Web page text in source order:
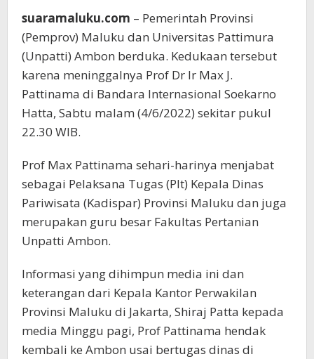
suaramaluku.com – Pemerintah Provinsi
(Pemprov) Maluku dan Universitas Pattimura
(Unpatti) Ambon berduka. Kedukaan tersebut
karena meninggalnya Prof Dr Ir Max J.
Pattinama di Bandara Internasional Soekarno
Hatta, Sabtu malam (4/6/2022) sekitar pukul
22.30 WIB.
Prof Max Pattinama sehari-harinya menjabat
sebagai Pelaksana Tugas (Plt) Kepala Dinas
Pariwisata (Kadispar) Provinsi Maluku dan juga
merupakan guru besar Fakultas Pertanian
Unpatti Ambon.
Informasi yang dihimpun media ini dan
keterangan dari Kepala Kantor Perwakilan
Provinsi Maluku di Jakarta, Shiraj Patta kepada
media Minggu pagi, Prof Pattinama hendak
kembali ke Ambon usai bertugas dinas di